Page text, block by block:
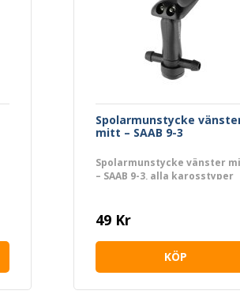
Spolarmunstycke
mitt – SAAB 9-3
Spolarmunstycke vänster
– SAAB 9-3, alla karosstyper
49 Kr
KÖP